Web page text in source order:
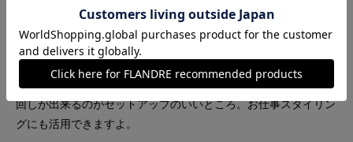
のデザインでかわいいです。羽織りとしても活躍しそうなアイテ
ム。着丈は後ろの方が長くなっていて、腰回りをカバーしてくれ
ます。パンツはウエストはゴム仕様、苦しくなく伸びの良いゴム
入りです。サラサラで夏でも張り付かず快適に過ごせるはず！着
回しが出来るのがセットアップのいいところ。お仕事スタイリン
グにも活用できますよ。